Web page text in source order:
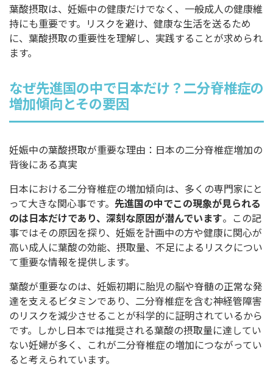
葉酸摂取は、妊娠中の健康だけでなく、一般成人の健康維
持にも重要です。リスクを避け、健康な生活を送るため
に、葉酸摂取の重要性を理解し、実践することが求められ
ます。
なぜ先進国の中で日本だけ？二分脊椎症の
増加傾向とその要因
妊娠中の葉酸摂取が重要な理由：日本の二分脊椎症増加の
背後にある真実
日本における二分脊椎症の増加傾向は、多くの専門家にと
って大きな関心事です。 先進国の中でこの現象が見られる
のは日本だけであり、深刻な原因が潜んでいます。この記
事ではその原因を探り、妊娠を計画中の方や健康に関心が
高い成人に葉酸の効能、摂取量、不足によるリスクについ
て重要な情報を提供します。
葉酸が重要なのは、妊娠初期に胎児の脳や脊髄の正常な発
達を支えるビタミンであり、二分脊椎症を含む神経管障害
のリスクを減少させることが科学的に証明されているから
です。しかし日本では推奨される葉酸の摂取量に達してい
ない妊婦が多く、これが二分脊椎症の増加につながってい
ると考えられています。